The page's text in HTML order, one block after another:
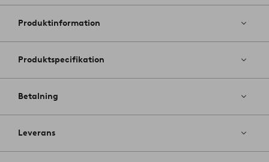
till
i
favoriter
Produktinformation
Produktspecifikation
Betalning
Leverans